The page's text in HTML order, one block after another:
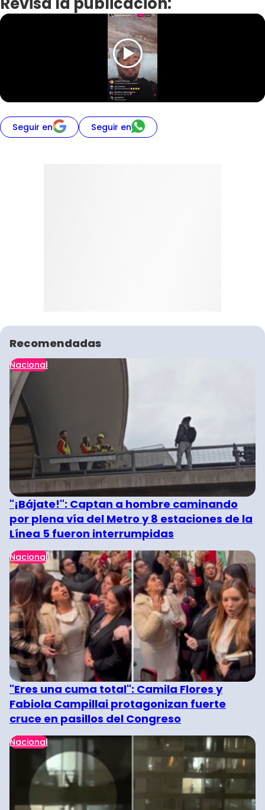
Seguir en Seguir en
Recomendadas
Nacional
"¡Bájate!": Captan a hombre caminando
por plena vía del Metro y 8 estaciones de la
Línea 5 fueron interrumpidas
Nacional
"Eres una cuma total": Camila Flores y
Fabiola Campillai protagonizan fuerte
cruce en pasillos del Congreso
Nacional